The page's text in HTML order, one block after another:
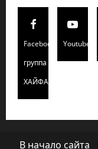
Facebook
группа
ХАЙФАИНФО
Youtube
В начало сайта